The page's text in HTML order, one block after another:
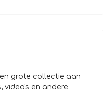
grote collectie aan
video's en andere